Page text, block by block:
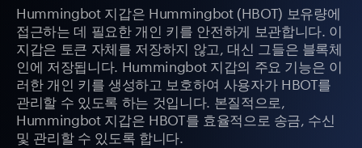
Hummingbot 지갑은 Hummingbot (HBOT) 보유량에
접근하는 데 필요한 개인 키를 안전하게 보관합니다. 이
지갑은 토큰 자체를 저장하지 않고, 대신 그들은 블록체
인에 저장됩니다. Hummingbot 지갑의 주요 기능은 이
러한 개인 키를 생성하고 보호하여 사용자가 HBOT를
관리할 수 있도록 하는 것입니다. 본질적으로,
Hummingbot 지갑은 HBOT를 효율적으로 송금, 수신
및 관리할 수 있도록 합니다.